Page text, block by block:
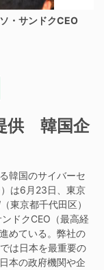
・サンドクCEO
供 韓国企
韓国のサイバーセ
は6月23日、東京
東京都千代田区）
ドクCEO（最高経
めている。弊社の
は日本を最重要の
本の政府機関や企